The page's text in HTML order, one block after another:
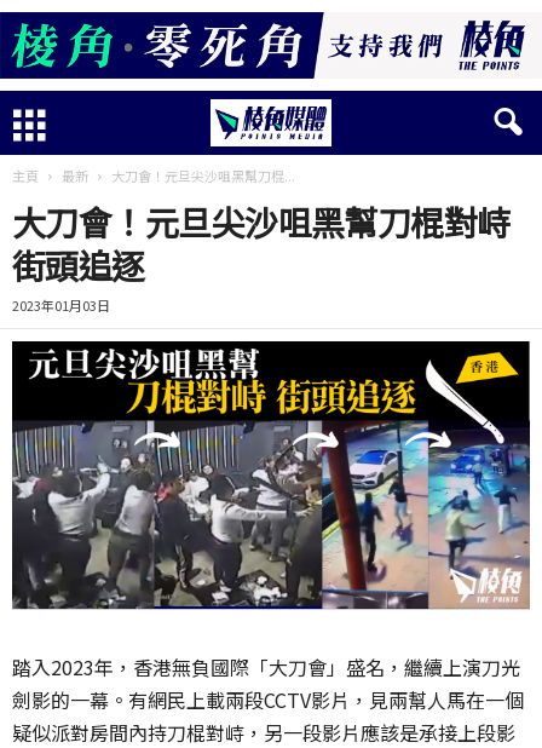
主頁 最新 大刀會！元旦尖沙咀黑幫刀棍...
大刀會！元旦尖沙咀黑幫刀棍對峙
街頭追逐
2023年01月03日
踏入2023年，香港無負國際「大刀會」盛名，繼續上演刀光
劍影的一幕。有網民上載兩段CCTV影片，見兩幫人馬在一個
疑似派對房間內持刀棍對峙，另一段影片應該是承接上段影